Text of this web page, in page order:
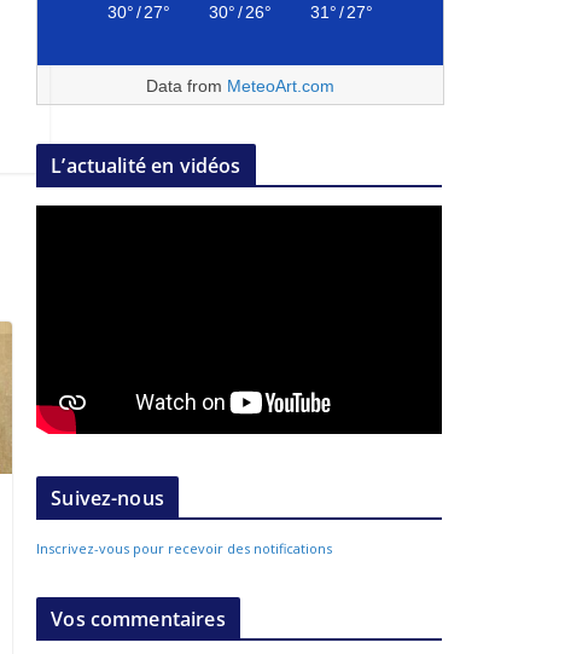
30°/27° 30°/26° 31°/27°
Data from MeteoArt.com
L’actualité en vidéos
Suivez-nous
Inscrivez-vous pour recevoir des notifications
Vos commentaires